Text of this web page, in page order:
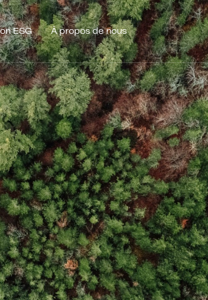
ESG À propos de nous